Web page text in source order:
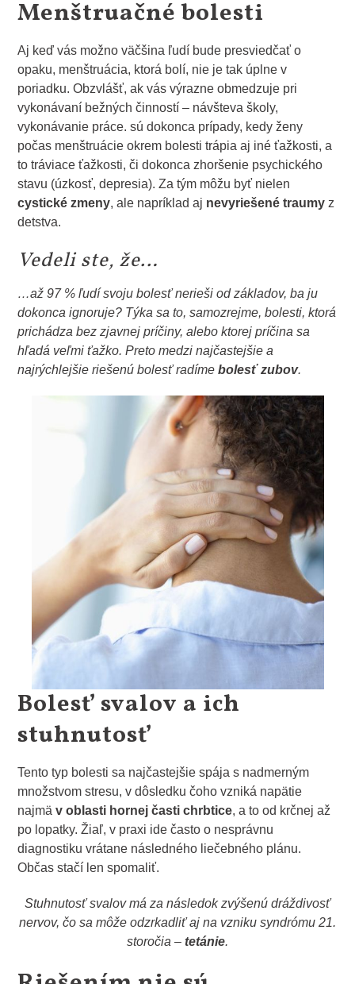
Menštruačné bolesti
Aj keď vás možno väčšina ľudí bude presviedčať o
opaku, menštruácia, ktorá bolí, nie je tak úplne v
poriadku. Obzvlášť, ak vás výrazne obmedzuje pri
vykonávaní bežných činností – návšteva školy,
vykonávanie práce. sú dokonca prípady, kedy ženy
počas menštruácie okrem bolesti trápia aj iné ťažkosti, a
to tráviace ťažkosti, či dokonca zhoršenie psychického
stavu (úzkosť, depresia). Za tým môžu byť nielen
cystické zmeny, ale napríklad aj nevyriešené traumy z
detstva.
Vedeli ste, že…
…až 97 % ľudí svoju bolesť nerieši od základov, ba ju
dokonca ignoruje? Týka sa to, samozrejme, bolesti, ktorá
prichádza bez zjavnej príčiny, alebo ktorej príčina sa
hľadá veľmi ťažko. Preto medzi najčastejšie a
najrýchlejšie riešenú bolesť radímebolesť zubov.
Bolesť svalov a ich
stuhnutosť
Tento typ bolesti sa najčastejšie spája s nadmerným
množstvom stresu, v dôsledku čoho vzniká napätie
najmäv oblasti hornej časti chrbtice, a to od krčnej až
po lopatky. Žiaľ, v praxi ide často o nesprávnu
diagnostiku vrátane následného liečebného plánu.
Občas stačí len spomaliť.
Stuhnutosť svalov má za následok zvýšenú dráždivosť
nervov, čo sa môže odzrkadliť aj na vzniku syndrómu 21.
storočia – tetánie.